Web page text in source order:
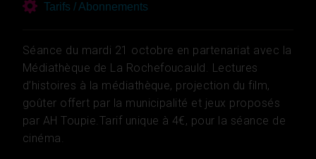
Tarifs / Abonnements
Séance du mardi 21 octobre en partenariat avec la
Médiathèque de La Rochefoucauld. Lectures
d’histoires à la médiathèque, projection du film,
goûter offert par la municipalité et jeux proposés
par AH Toupie.Tarif unique à 4€, pour la séance de
cinéma.